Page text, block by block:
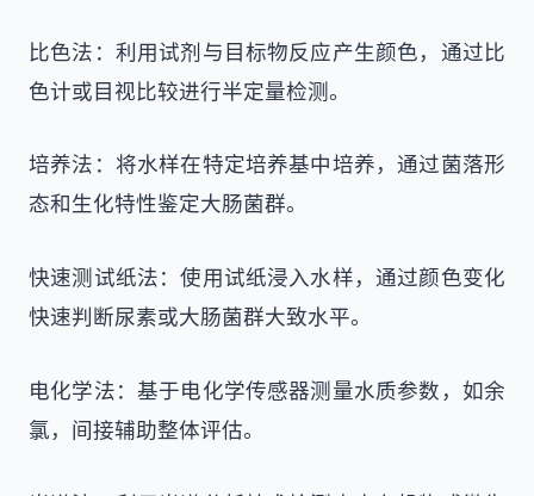
比色法：利用试剂与目标物反应产生颜色，通过比
色计或目视比较进行半定量检测。
培养法：将水样在特定培养基中培养，通过菌落形
态和生化特性鉴定大肠菌群。
快速测试纸法：使用试纸浸入水样，通过颜色变化
快速判断尿素或大肠菌群大致水平。
电化学法：基于电化学传感器测量水质参数，如余
氯，间接辅助整体评估。